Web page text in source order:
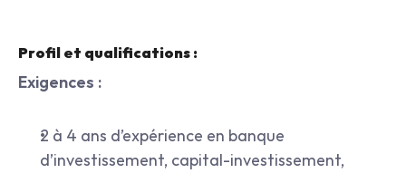
Profil et qualifications :
Exigences :
2 à 4 ans d’expérience en banque
d’investissement, capital-investissement,